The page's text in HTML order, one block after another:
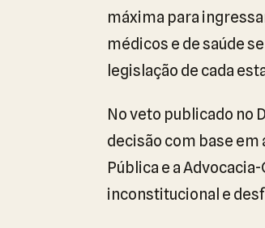
máxima para
médicos e de saúde
legislação de cada
No veto publicado no
decisão com base em
Pública e a
inconstitucional e